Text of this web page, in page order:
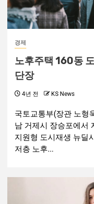
경제
노후주택 160동
단장
4년 전 KS News
국토교통부(장관 노형
남 거제시 장승포에서
지원형 도시재생 뉴딜
저층 노후...